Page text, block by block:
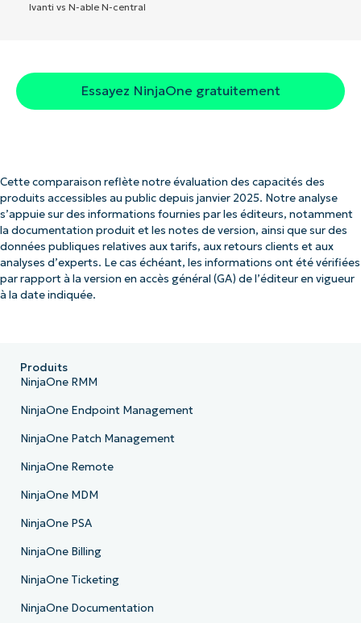
Ivanti vs N-able N-central
Essayez NinjaOne gratuitement
Cette comparaison reflète notre évaluation des capacités des
produits accessibles au public depuis janvier 2025. Notre analyse
s’appuie sur des informations fournies par les éditeurs, notamment
la documentation produit et les notes de version, ainsi que sur des
données publiques relatives aux tarifs, aux retours clients et aux
analyses d’experts. Le cas échéant, les informations ont été vérifiées
par rapport à la version en accès général (GA) de l’éditeur en vigueur
à la date indiquée.
Produits
NinjaOne RMM
NinjaOne Endpoint Management
NinjaOne Patch Management
NinjaOne Remote
NinjaOne MDM
NinjaOne PSA
NinjaOne Billing
NinjaOne Ticketing
NinjaOne Documentation